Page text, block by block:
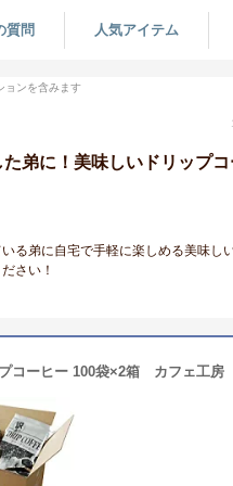
質問 人気アイテム
ョンを含みます
弟に！美味しいドリップ
る弟に自宅で手軽に楽しめる美味し
さい！
コーヒー 100袋×2箱 カフェ工房